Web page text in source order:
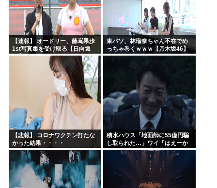
【速報】 オードリー、藤嶌果歩
1st写真集を受け取る【日向坂
46】
東パソ、林瑠奈ちゃん不在でめ
っちゃ巻くｗｗｗ【乃木坂46】
【悲報】 コロナワクチン打たな
かった結果・・・・
積水ハウス「地面師に55億円騙
し取られた…」ワイ「はえーか
わいそう…会社滅茶苦茶やろな